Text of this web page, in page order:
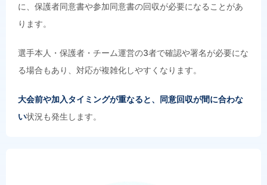
に、保護者同意書や参加同意書の回収が必要になることがあ
ります。
選手本人・保護者・チーム運営の3者で確認や署名が必要にな
る場合もあり、対応が複雑化しやすくなります。
大会前や加入タイミングが重なると、同意回収が間に合わな
い状況も発生します。